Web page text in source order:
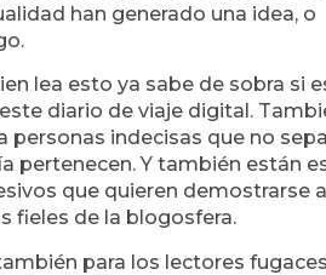
han generado una idea, o
lea esto ya sabe de sobra si
diario de viaje digital.
personas indecisas que no
pertenecen. Y también están
que quieren demostrarse
fieles de la blogosfera.
para los lectores